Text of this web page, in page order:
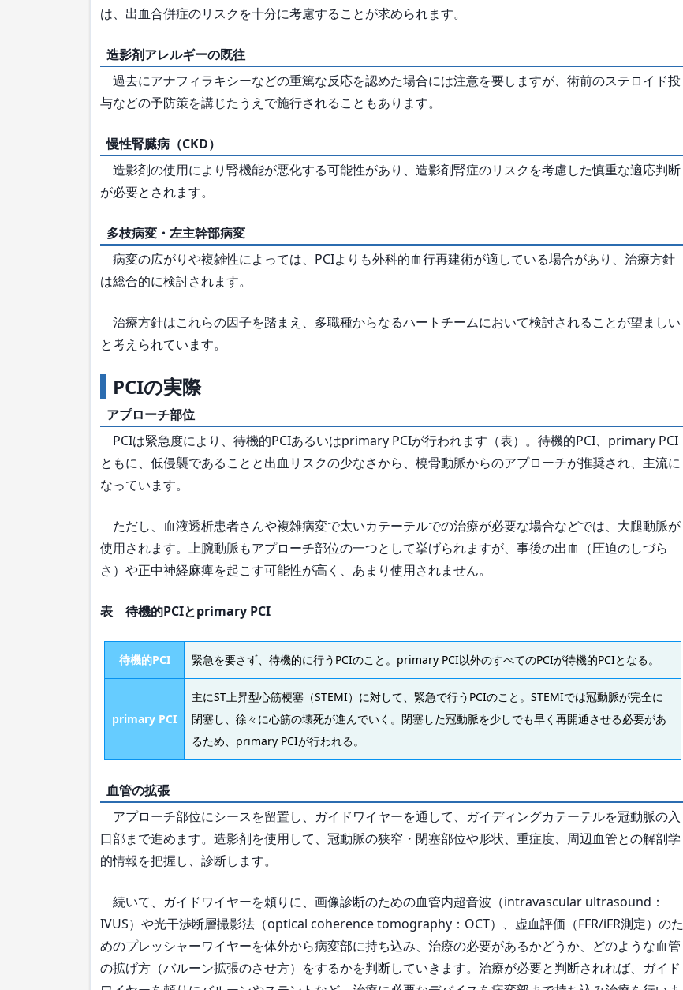
は、出血合併症のリスクを十分に考慮することが求められます。
造影剤アレルギーの既往
過去にアナフィラキシーなどの重篤な反応を認めた場合には注意を要しますが、術前のステロイド投
与などの予防策を講じたうえで施行されることもあります。
慢性腎臓病（CKD）
造影剤の使用により腎機能が悪化する可能性があり、造影剤腎症のリスクを考慮した慎重な適応判断
が必要とされます。
多枝病変・左主幹部病変
病変の広がりや複雑性によっては、PCIよりも外科的血行再建術が適している場合があり、治療方針
は総合的に検討されます。
治療方針はこれらの因子を踏まえ、多職種からなるハートチームにおいて検討されることが望ましい
と考えられています。
PCIの実際
アプローチ部位
PCIは緊急度により、待機的PCIあるいはprimary PCIが行われます（表）。待機的PCI、primary PCI
ともに、低侵襲であることと出血リスクの少なさから、橈骨動脈からのアプローチが推奨され、主流に
なっています。
ただし、血液透析患者さんや複雑病変で太いカテーテルでの治療が必要な場合などでは、大腿動脈が
使用されます。上腕動脈もアプローチ部位の一つとして挙げられますが、事後の出血（圧迫のしづら
さ）や正中神経麻痺を起こす可能性が高く、あまり使用されません。
表 待機的PCIとprimary PCI
待機的PCI 緊急を要さず、待機的に行うPCIのこと。primary PCI以外のすべてのPCIが待機的PCIとなる。
primary PCI
主にST上昇型心筋梗塞（STEMI）に対して、緊急で行うPCIのこと。STEMIでは冠動脈が完全に
閉塞し、徐々に心筋の壊死が進んでいく。閉塞した冠動脈を少しでも早く再開通させる必要があ
るため、primary PCIが行われる。
血管の拡張
アプローチ部位にシースを留置し、ガイドワイヤーを通して、ガイディングカテーテルを冠動脈の入
口部まで進めます。造影剤を使用して、冠動脈の狭窄・閉塞部位や形状、重症度、周辺血管との解剖学
的情報を把握し、診断します。
続いて、ガイドワイヤーを頼りに、画像診断のための血管内超音波（intravascular ultrasound：
IVUS）や光干渉断層撮影法（optical coherence tomography：OCT）、虚血評価（FFR/iFR測定）のた
めのプレッシャーワイヤーを体外から病変部に持ち込み、治療の必要があるかどうか、どのような血管
の拡げ方（バルーン拡張のさせ方）をするかを判断していきます。治療が必要と判断されれば、ガイド